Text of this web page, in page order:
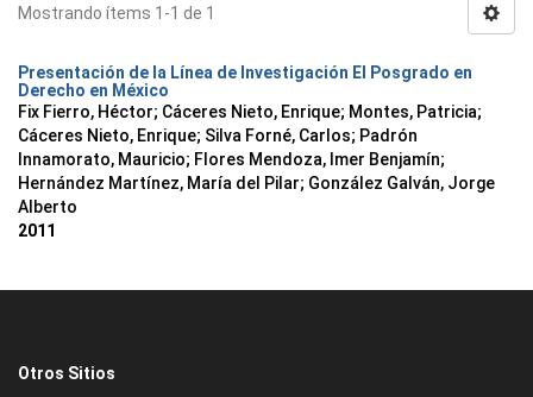
Mostrando ítems 1-1 de 1
Presentación de la Línea de Investigación El Posgrado en
Derecho en México
Fix Fierro, Héctor; Cáceres Nieto, Enrique; Montes, Patricia;
Cáceres Nieto, Enrique; Silva Forné, Carlos; Padrón
Innamorato, Mauricio; Flores Mendoza, Imer Benjamín;
Hernández Martínez, María del Pilar; González Galván, Jorge
Alberto
2011
Otros Sitios